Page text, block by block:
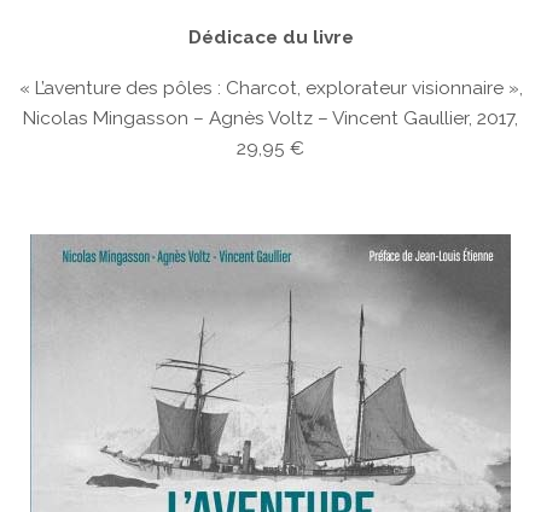
Dédicace du livre
« L’aventure des pôles : Charcot, explorateur visionnaire »,
Nicolas Mingasson – Agnès Voltz – Vincent Gaullier, 2017,
29,95 €